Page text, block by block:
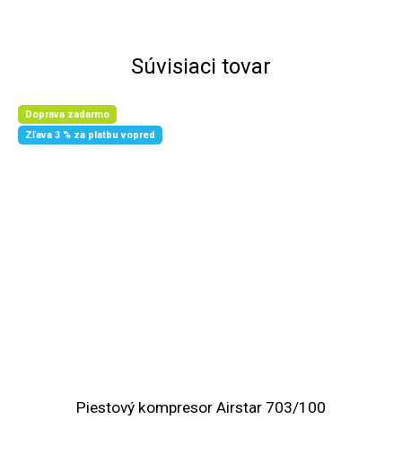
Súvisiaci tovar
Doprava zadarmo
Zľava 3 % za platbu vopred
Piestový kompresor Airstar 703/100